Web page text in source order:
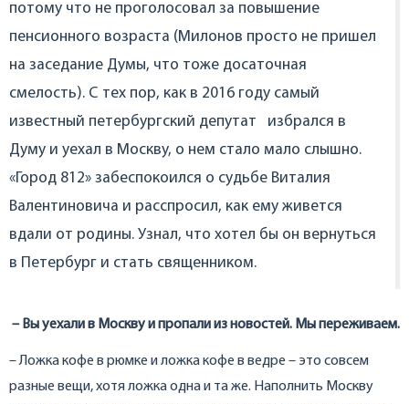
потому что не проголосовал за повышение
пенсионного возраста (Милонов просто не пришел
на заседание Думы, что тоже досаточная
смелость). C тех пор, как в 2016 году самый
известный петербургский депутат избрался в
Думу и уехал в Москву, о нем стало мало слышно.
«Город 812» забеспокоился о судьбе Виталия
Валентиновича и расспросил, как ему живется
вдали от родины. Узнал, что хотел бы он вернуться
в Петербург и стать священником.
– Вы уехали в Москву и пропали из новостей. Мы переживаем.
– Ложка кофе в рюмке и ложка кофе в ведре – это совсем
разные вещи, хотя ложка одна и та же. Наполнить Москву